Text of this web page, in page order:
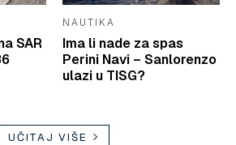
SAR
NAUTIKA
Ima li nade za spas
Perini Navi – Sanlorenzo
ulazi u TISG?
UČITAJ VIŠE